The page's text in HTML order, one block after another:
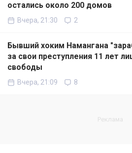
остались около 200 домов
Вчера, 21:30 2
Бывший хоким Намангана
за свои преступления 11 лет
свободы
Вчера, 21:09 8